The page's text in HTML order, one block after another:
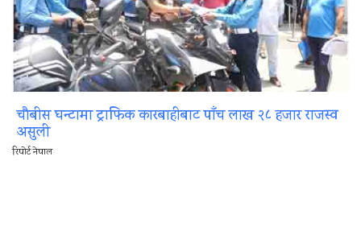
चौबीस घन्टामा ट्राफिक कारबाहीबाट पाँच लाख २८ हजार राजस्व
असुली
रिपोर्ट नेपाल